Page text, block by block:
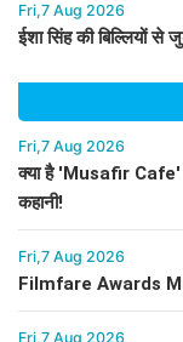
Fri,7 Aug 2026
ईशा सिंह की बिल्लियों
Fri,7 Aug 2026
क्या है 'Musafir Cafe'
कहानी!
Fri,7 Aug 2026
Filmfare Awards
Fri,7 Aug 2026